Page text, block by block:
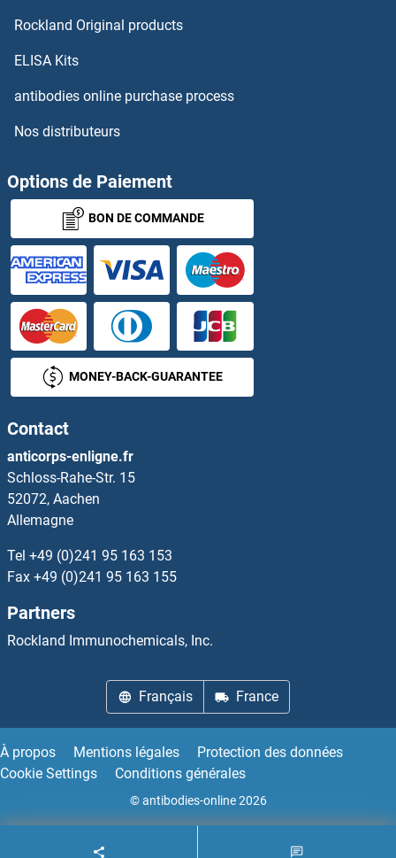
MYH11 Anticorps
MYH13 Anticorps
MYH15 Anticorps
MYH2 Anticorps
MYH3 Anticorps
MYH4 Anticorps
MYH6 Anticorps
MYH7 Anticorps
MYH7B Anticorps
MYH8 Anticorps
MYL1 Anticorps
MYL12A Anticorps
MYL2 Anticorps
MYL6 Anticorps
MYL6B Anticorps
Rockland Original products
ELISA Kits
antibodies online purchase process
Nos distributeurs
Options de Paiement
BON DE COMMANDE
MONEY-BACK-GUARANTEE
Contact
anticorps-enligne.fr
Schloss-Rahe-Str. 15
52072, Aachen
Allemagne
Tel +49 (0)241 95 163 153
Fax +49 (0)241 95 163 155
Partners
Rockland Immunochemicals, Inc.
Français France
À propos Mentions légales
Protection des données
Cookie Settings
Conditions générales
© antibodies-online 2026